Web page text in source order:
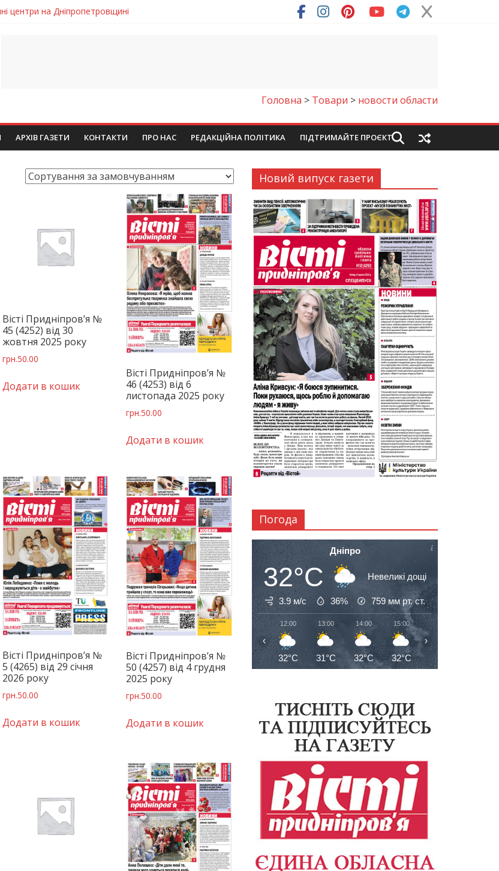
центри на Дніпропетровщині
місце розташування легендарного монастиря (Фото)
на власне житло
правильна комунікація
Головна > Товари > новости области
АРХІВ ГАЗЕТИ КОНТАКТИ ПРО НАС РЕДАКЦІЙНА ПОЛІТИКА ПІДТРИМАЙТЕ ПРОЄКТ
Вісті Придніпров’я №
45 (4252) від 30
жовтня 2025 року
грн.50.00
Додати в кошик
Вісті Придніпров’я №
46 (4253) від 6
листопада 2025 року
грн.50.00
Додати в кошик
Вісті Придніпров’я №
5 (4265) від 29 січня
2026 року
грн.50.00
Додати в кошик
Вісті Придніпров’я №
50 (4257) від 4 грудня
2025 року
грн.50.00
Додати в кошик
Новий випуск газети
Погода
Дніпро
32°C Невеликі дощі
3.9 м/с 36% 759 мм рт. ст.
12:00
32°C
13:00
31°C
14:00
32°C
15:00
32°C
16:00
32°C
‹ ›